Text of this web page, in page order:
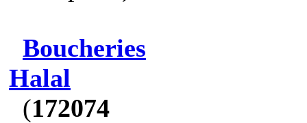
Boucheries
Halal
(172074